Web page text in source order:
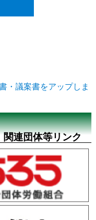
・議案書をアップしま
関連団体等リンク